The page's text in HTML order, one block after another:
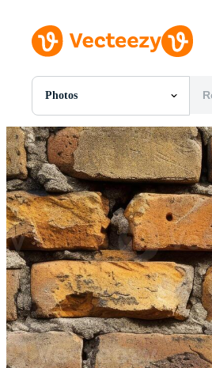
Photos
Toutes Images
Photos
PNGs
PSDs
SVGs
Modèles
Vecteurs
Vidéos
Motion graphics
Images Éditoriales
Événements Éditoriaux